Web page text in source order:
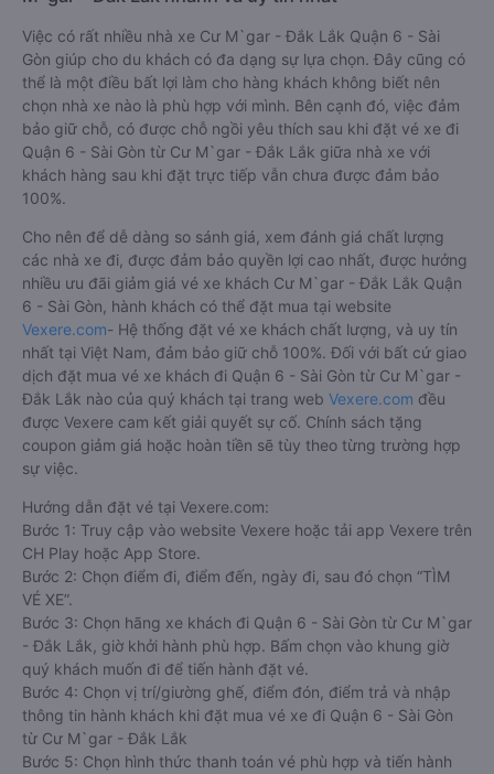
Việc có rất nhiều nhà xe Cư M`gar - Đắk Lắk Quận 6 - Sài
Gòn giúp cho du khách có đa dạng sự lựa chọn. Đây cũng có
thể là một điều bất lợi làm cho hàng khách không biết nên
chọn nhà xe nào là phù hợp với mình. Bên cạnh đó, việc đảm
bảo giữ chỗ, có được chỗ ngồi yêu thích sau khi đặt vé xe đi
Quận 6 - Sài Gòn từ Cư M`gar - Đắk Lắk giữa nhà xe với
khách hàng sau khi đặt trực tiếp vẫn chưa được đảm bảo
100%.
Cho nên để dễ dàng so sánh giá, xem đánh giá chất lượng
các nhà xe đi, được đảm bảo quyền lợi cao nhất, được hưởng
nhiều ưu đãi giảm giá vé xe khách Cư M`gar - Đắk Lắk Quận
6 - Sài Gòn, hành khách có thể đặt mua tại website
Vexere.com- Hệ thống đặt vé xe khách chất lượng, và uy tín
nhất tại Việt Nam, đảm bảo giữ chỗ 100%. Đối với bất cứ giao
dịch đặt mua vé xe khách đi Quận 6 - Sài Gòn từ Cư M`gar -
Đắk Lắk nào của quý khách tại trang web Vexere.com đều
được Vexere cam kết giải quyết sự cố. Chính sách tặng
coupon giảm giá hoặc hoàn tiền sẽ tùy theo từng trường hợp
sự việc.
Hướng dẫn đặt vé tại Vexere.com:
Bước 1: Truy cập vào website Vexere hoặc tải app Vexere trên
CH Play hoặc App Store.
Bước 2: Chọn điểm đi, điểm đến, ngày đi, sau đó chọn “TÌM
VÉ XE”.
Bước 3: Chọn hãng xe khách đi Quận 6 - Sài Gòn từ Cư M`gar
- Đắk Lắk, giờ khởi hành phù hợp. Bấm chọn vào khung giờ
quý khách muốn đi để tiến hành đặt vé.
Bước 4: Chọn vị trí/giường ghế, điểm đón, điểm trả và nhập
thông tin hành khách khi đặt mua vé xe đi Quận 6 - Sài Gòn
từ Cư M`gar - Đắk Lắk
Bước 5: Chọn hình thức thanh toán vé phù hợp và tiến hành